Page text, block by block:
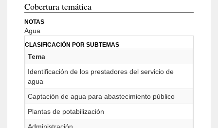
Cobertura temática
NOTAS
Agua
CLASIFICACIÓN POR SUBTEMAS
Tema
Identificación de los prestadores del servicio de
agua
Captación de agua para abastecimiento público
Plantas de potabilización